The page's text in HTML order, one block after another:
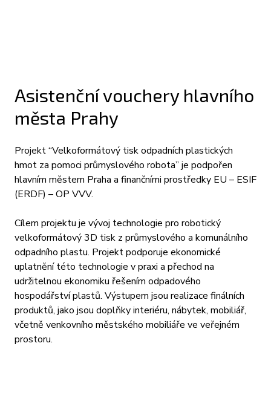
Asistenční vouchery hlavního
města Prahy
Projekt “Velkoformátový tisk odpadních plastických
hmot za pomoci průmyslového robota” je podpořen
hlavním městem Praha a finančními prostředky EU – ESIF
(ERDF) – OP VVV.
Cílem projektu je vývoj technologie pro robotický
velkoformátový 3D tisk z průmyslového a komunálního
odpadního plastu. Projekt podporuje ekonomické
uplatnění této technologie v praxi a přechod na
udržitelnou ekonomiku řešením odpadového
hospodářství plastů. Výstupem jsou realizace finálních
produktů, jako jsou doplňky interiéru, nábytek, mobiliář,
včetně venkovního městského mobiliáře ve veřejném
prostoru.